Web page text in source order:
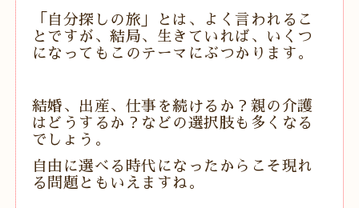
「自分探しの旅」とは、よく言われるこ
とですが、結局、生きていれば、いくつ
になってもこのテーマにぶつかります。
結婚、出産、仕事を続けるか？親の介護
はどうするか？などの選択肢も多くなる
でしょう。
自由に選べる時代になったからこそ現れ
る問題ともいえますね。